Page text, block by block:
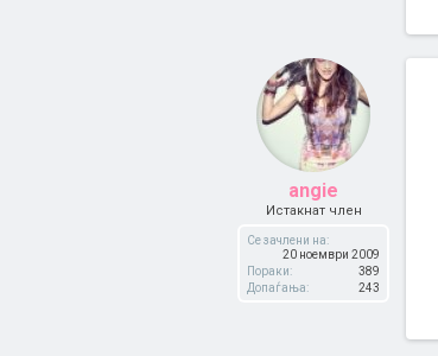
angie
Истакнат член
Се зачлени на:
20 ноември 2009
Пораки:
389
Допаѓања:
243